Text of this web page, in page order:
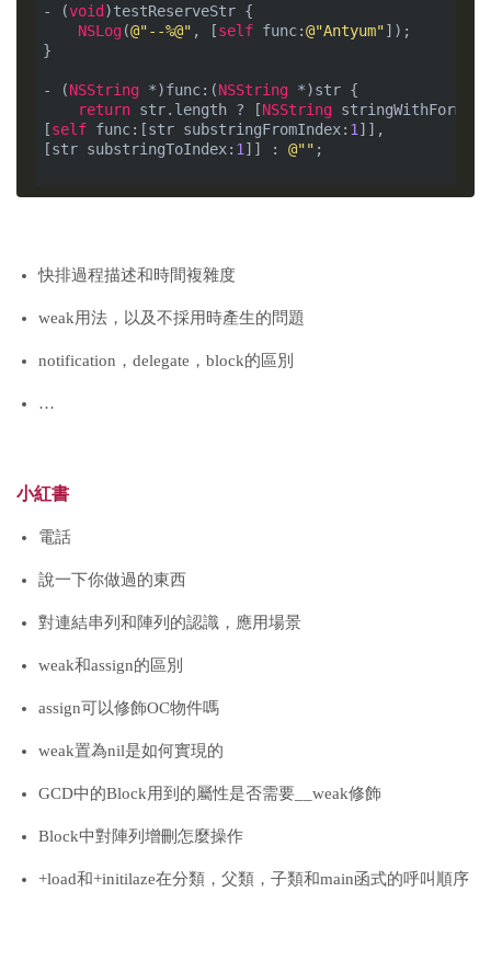
- (void )testReserveStr {
NSLog(@"--%@" , [self func:@"Antyum"]);
}
- (NSString *)func:(NSString *)str {
return str.length ? [NSString stringWithFormat:
[self func:[str substringFromIndex: 1 ]],
[str substringToIndex: 1 ]] : @"" ;
快排過程描述和時間複雜度
weak用法，以及不採用時產生的問題
notification，delegate，block的區別
…
小紅書
電話
說一下你做過的東西
對連結串列和陣列的認識，應用場景
weak和assign的區別
assign可以修飾OC物件嗎
weak置為nil是如何實現的
GCD中的Block用到的屬性是否需要__weak修飾
Block中對陣列增刪怎麼操作
+load和+initilaze在分類，父類，子類和main函式的呼叫順序